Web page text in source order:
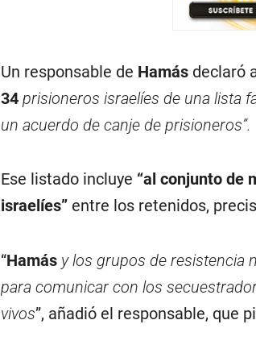
Un responsable de Hamásdeclaró
34prisioneros israelíes de una lista
un acuerdo de canje de prisioneros”.
Ese listado incluye “al conjunto de
israelíes” entre los retenidos,
“Hamásy los grupos de resistencia
para comunicar con los
vivos”, añadió el responsable, que